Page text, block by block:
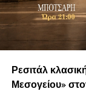
Ρεσιτάλ
Μεσογείου»